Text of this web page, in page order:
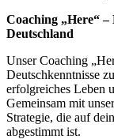
Coaching „Here“
Deutschland
Unser Coaching
Deutschkenntnisse
erfolgreiches Leben
Gemeinsam mit
Strategie, die auf
abgestimmt ist.